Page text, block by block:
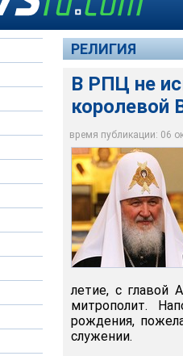
РЕЛИГИЯ
В РПЦ не
королевой
время публикации: 06
Патриарх
королевой
Global Look
летие, с главой
митрополит.
рождения,
служении.